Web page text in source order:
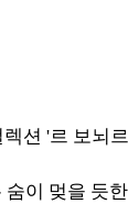
션 '르 보뇌
이 멎을 듯